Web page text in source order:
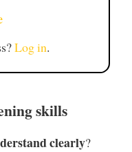
Log in.
skills
clearly?